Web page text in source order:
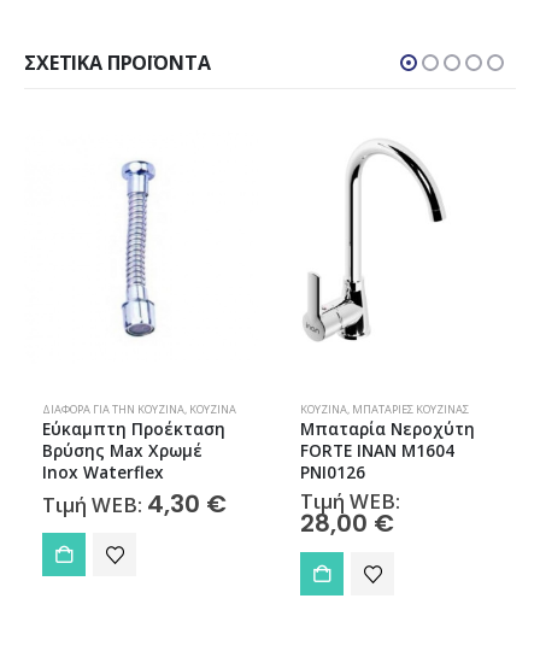
ΣΧΕΤΙΚΆ ΠΡΟΪΌΝΤΑ
ΚΟΥΖΊΝΑ,ΜΠΑΤΑΡΊΕΣ ΚΟΥΖΊΝΑΣ,ΦΊΛΤΡΑ ΝΕΡΟΎ
ΔΙΆΦΟΡΑ ΓΙΑ ΤΗΝ ΚΟΥΖΊΝΑ, ΚΟΥΖΊΝΑ
Εύκαμπτη Προέκταση
Βρύσης Max Χρωμέ
Inox Waterflex
Τιμή WEB: 4,30 €
ΚΟΥΖΊΝΑ, ΜΠΑΤΑΡΊΕΣ ΚΟΥΖΊΝΑΣ
Μπαταρία Νεροχύτη
FORTE ΙΝΑΝ M1604
PNI0126
Τιμή WEB:
28,00 €